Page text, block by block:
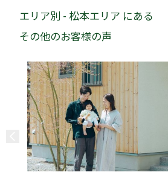
エリア別 - 松本エリア にある
その他のお客様の声